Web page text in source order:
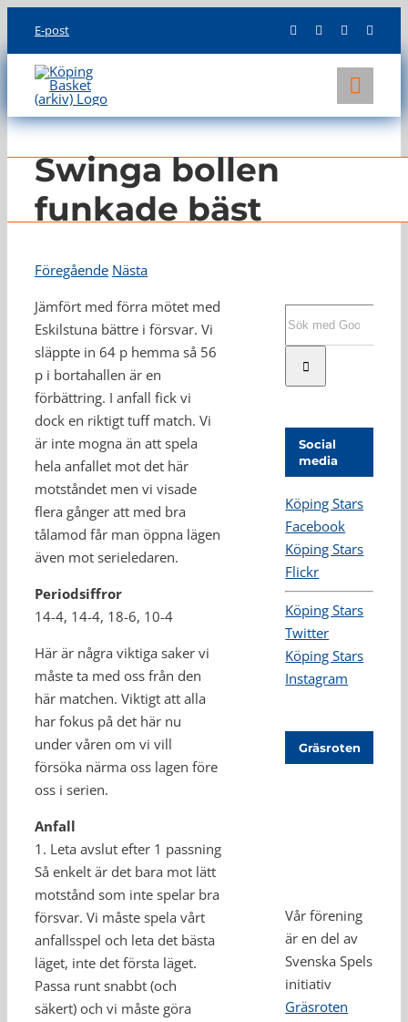
content
E-post
KLUBBEN
LAG
INFO
Swinga bollen
funkade bäst
Föregående Nästa
Jämfört med förra mötet med
Eskilstuna bättre i försvar. Vi
släppte in 64 p hemma så 56
p i bortahallen är en
förbättring. I anfall fick vi
dock en riktigt tuff match. Vi
är inte mogna än att spela
hela anfallet mot det här
motståndet men vi visade
flera gånger att med bra
tålamod får man öppna lägen
även mot serieledaren.
Periodsiffror
14-4, 14-4, 18-6, 10-4
Här är några viktiga saker vi
måste ta med oss från den
här matchen. Viktigt att alla
har fokus på det här nu
under våren om vi vill
försöka närma oss lagen före
oss i serien.
Anfall
1. Leta avslut efter 1 passning
Så enkelt är det bara mot lätt
motstånd som inte spelar bra
försvar. Vi måste spela vårt
anfallsspel och leta det bästa
läget, inte det första läget.
Passa runt snabbt (och
säkert) och vi måste göra
Social
media
Köping Stars
Facebook
Köping Stars
Flickr
Köping Stars
Twitter
Köping Stars
Instagram
Gräsroten
Vår förening
är en del av
Svenska Spels
initiativ
Gräsroten